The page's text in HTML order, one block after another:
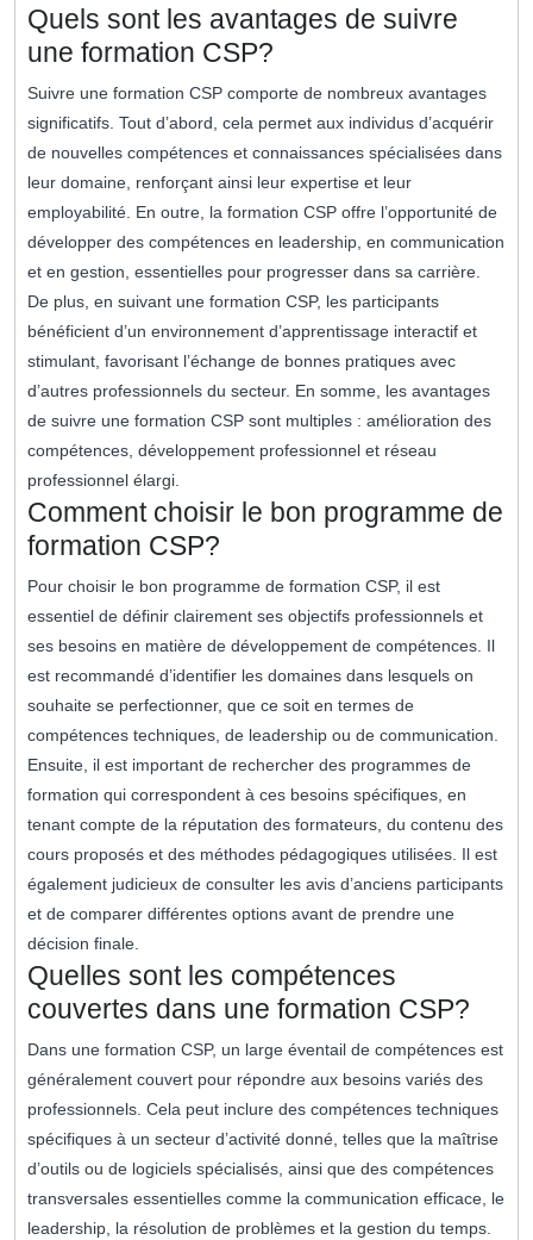
Quels sont les avantages de suivre
une formation CSP?
Suivre une formation CSP comporte de nombreux avantages
significatifs. Tout d’abord, cela permet aux individus d’acquérir
de nouvelles compétences et connaissances spécialisées dans
leur domaine, renforçant ainsi leur expertise et leur
employabilité. En outre, la formation CSP offre l’opportunité de
développer des compétences en leadership, en communication
et en gestion, essentielles pour progresser dans sa carrière.
De plus, en suivant une formation CSP, les participants
bénéficient d’un environnement d’apprentissage interactif et
stimulant, favorisant l’échange de bonnes pratiques avec
d’autres professionnels du secteur. En somme, les avantages
de suivre une formation CSP sont multiples : amélioration des
compétences, développement professionnel et réseau
professionnel élargi.
Comment choisir le bon programme de
formation CSP?
Pour choisir le bon programme de formation CSP, il est
essentiel de définir clairement ses objectifs professionnels et
ses besoins en matière de développement de compétences. Il
est recommandé d’identifier les domaines dans lesquels on
souhaite se perfectionner, que ce soit en termes de
compétences techniques, de leadership ou de communication.
Ensuite, il est important de rechercher des programmes de
formation qui correspondent à ces besoins spécifiques, en
tenant compte de la réputation des formateurs, du contenu des
cours proposés et des méthodes pédagogiques utilisées. Il est
également judicieux de consulter les avis d’anciens participants
et de comparer différentes options avant de prendre une
décision finale.
Quelles sont les compétences
couvertes dans une formation CSP?
Dans une formation CSP, un large éventail de compétences est
généralement couvert pour répondre aux besoins variés des
professionnels. Cela peut inclure des compétences techniques
spécifiques à un secteur d’activité donné, telles que la maîtrise
d’outils ou de logiciels spécialisés, ainsi que des compétences
transversales essentielles comme la communication efficace, le
leadership, la résolution de problèmes et la gestion du temps.